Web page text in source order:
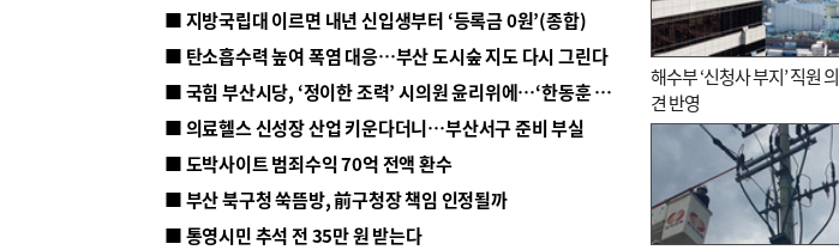
■ 지방국립대 이르면 내년 신입생부터 ‘등록금 0원’(종합)
■ 탄소흡수력 높여 폭염 대응…부산 도시숲 지도 다시 그린다
■ 국힘 부산시당, ‘정이한 조력’ 시의원 윤리위에…‘한동훈 지지’도 신고접수
■ 의료헬스 신성장 산업 키운다더니…부산서구 준비 부실
■ 도박사이트 범죄수익 70억 전액 환수
■ 부산 북구청 쑥뜸방, 前구청장 책임 인정될까
■ 통영시민 추석 전 35만 원 받는다
해수부 ‘신청사 부지’ 직원 의
견 반영